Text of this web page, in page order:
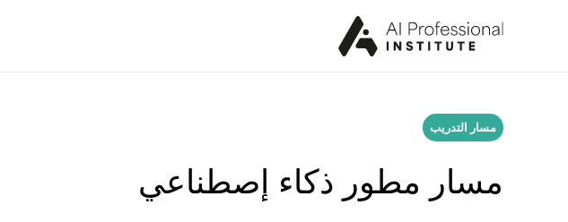
مسار التدريب
مسار مطور ذكاء إصطناعي